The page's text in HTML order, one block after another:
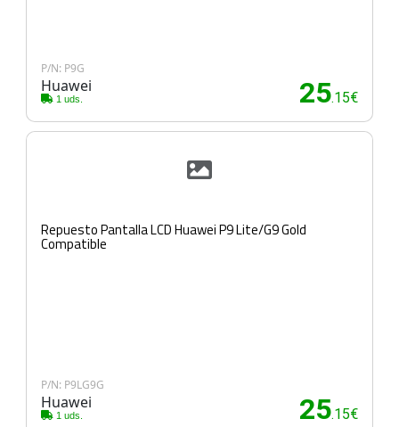
P/N: P9G
Huawei
1 uds. 25.15€
Repuesto Pantalla LCD Huawei P9 Lite/G9 Gold
Compatible
P/N: P9LG9G
Huawei
1 uds. 25.15€